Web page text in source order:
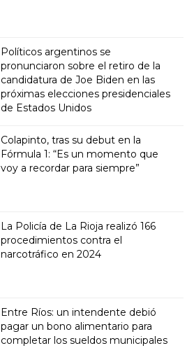
Políticos argentinos se
pronunciaron sobre el retiro de la
candidatura de Joe Biden en las
próximas elecciones presidenciales
de Estados Unidos
Colapinto, tras su debut en la
Fórmula 1: “Es un momento que
voy a recordar para siempre”
La Policía de La Rioja realizó 166
procedimientos contra el
narcotráfico en 2024
Entre Ríos: un intendente debió
pagar un bono alimentario para
completar los sueldos municipales